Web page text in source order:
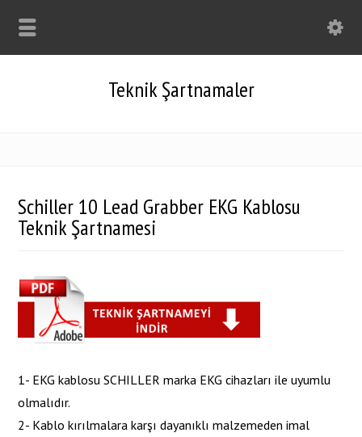
Teknik Şartnamaler
Schiller 10 Lead Grabber EKG Kablosu
Teknik Şartnamesi
1- EKG kablosu SCHILLER marka EKG cihazları ile uyumlu
olmalıdır.
2- Kablo kırılmalara karşı dayanıklı malzemeden imal